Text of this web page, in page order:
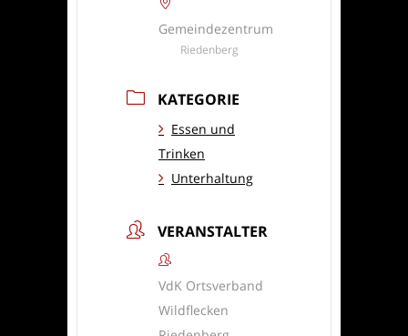
Gemeindezentrum
Riedenberg
KATEGORIE
Essen und
Trinken
Unterhaltung
VERANSTALTER
VdK Ortsverband
Wildflecken